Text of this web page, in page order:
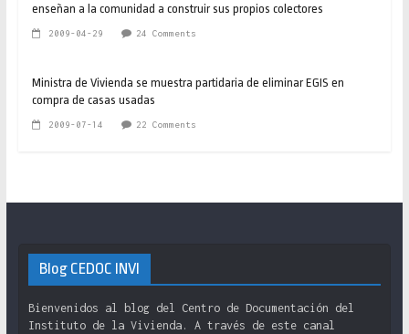
enseñan a la comunidad a construir sus propios colectores
2009-04-29 24 Comments
Ministra de Vivienda se muestra partidaria de eliminar EGIS en
compra de casas usadas
2009-07-14 22 Comments
Blog CEDOC INVI
Bienvenidos al blog del Centro de Documentación del
Instituto de la Vivienda. A través de este canal